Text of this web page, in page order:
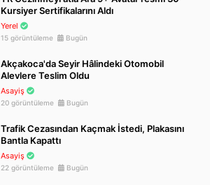
Kursiyer Sertifikalarını Aldı
Yerel
15 görüntüleme Bugün
Akçakoca'da Seyir Hâlindeki Otomobil
Alevlere Teslim Oldu
Asayiş
20 görüntüleme Bugün
Trafik Cezasından Kaçmak İstedi, Plakasını
Bantla Kapattı
Asayiş
22 görüntüleme Bugün